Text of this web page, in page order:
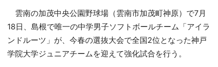
雲南の加茂中央公園野球場（雲南市加茂町神原）で7月
18日、島根で唯一の中学男子ソフトボールチーム「アイラ
ンドルーツ」が、今春の選抜大会で全国2位となった神戸
学院大学ジュニアチームを迎えて強化試合を行う。